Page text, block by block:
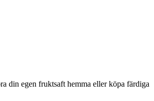
din egen fruktsaft hemma eller köpa färdiga